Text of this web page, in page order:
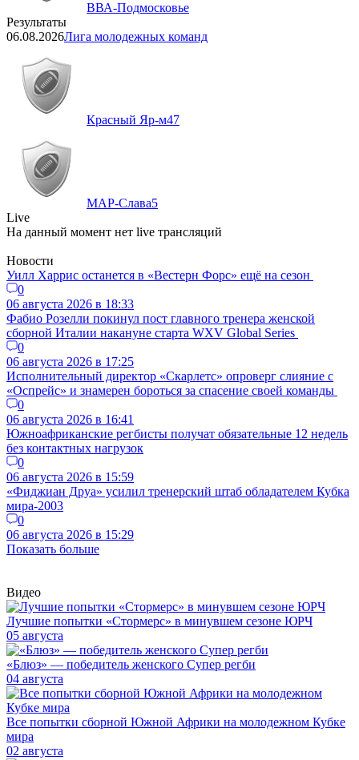
ВВА-Подмосковье
Результаты
06.08.2026Лига молодежных команд
Красный Яр-м47
МАР-Слава5
Live
На данный момент нет live трансляций
Новости
Уилл Харрис останется в «Вестерн Форс» ещё на сезон
0
06 августа 2026 в 18:33
Фабио Розелли покинул пост главного тренера женской
сборной Италии накануне старта WXV Global Series
0
06 августа 2026 в 17:25
Исполнительный директор «Скарлетс» опроверг слияние с
«Оспрейс» и знамерен бороться за спасение своей команды
0
06 августа 2026 в 16:41
Южноафриканские регбисты получат обязательные 12 недель
без контактных нагрузок
0
06 августа 2026 в 15:59
«Фиджиан Друа» усилил тренерский штаб обладателем Кубка
мира-2003
0
06 августа 2026 в 15:29
Показать больше
Видео
Лучшие попытки «Стормерс» в минувшем сезоне ЮРЧ
05 августа
«Блюз» — победитель женского Супер регби
04 августа
Все попытки сборной Южной Африки на молодежном Кубке
мира
02 августа